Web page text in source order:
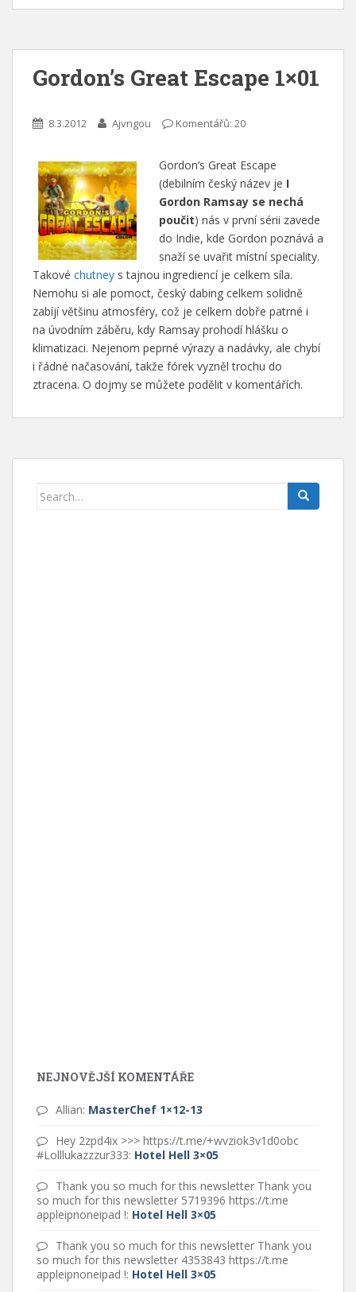
Gordon’s Great Escape 1×01
8.3.2012 Ajvngou Komentářů: 20
Gordon’s Great Escape
(debilním český název je I
Gordon Ramsay se nechá
poučit) nás v první sérii zavede
do Indie, kde Gordon poznává a
snaží se uvařit místní speciality.
Takové chutney s tajnou ingrediencí je celkem síla.
Nemohu si ale pomoct, český dabing celkem solidně
zabíjí většinu atmosféry, což je celkem dobře patrné i
na úvodním záběru, kdy Ramsay prohodí hlášku o
klimatizaci. Nejenom peprné výrazy a nadávky, ale chybí
i řádné načasování, takže fórek vyzněl trochu do
ztracena. O dojmy se můžete podělit v komentářích.
Search for:
NEJNOVĚJŠÍ KOMENTÁŘE
Allian: MasterChef 1×12-13
Hey 2zpd4ix >>> https://t.me/+wvziok3v1d0obc
#Lolllukazzzur333: Hotel Hell 3×05
Thank you so much for this newsletter Thank you
so much for this newsletter 5719396 https://t.me
appleipnoneipad !: Hotel Hell 3×05
Thank you so much for this newsletter Thank you
so much for this newsletter 4353843 https://t.me
appleipnoneipad !: Hotel Hell 3×05